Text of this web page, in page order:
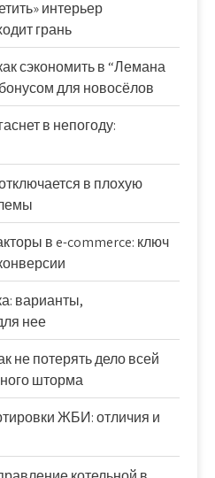
интерьер
грань
сэкономить в “Лемана
для новосёлов
в непогоду:
в плохую
в e-commerce: ключ
варианты,
нее
не потерять дело всей
шторма
ЖБИ: отличия и